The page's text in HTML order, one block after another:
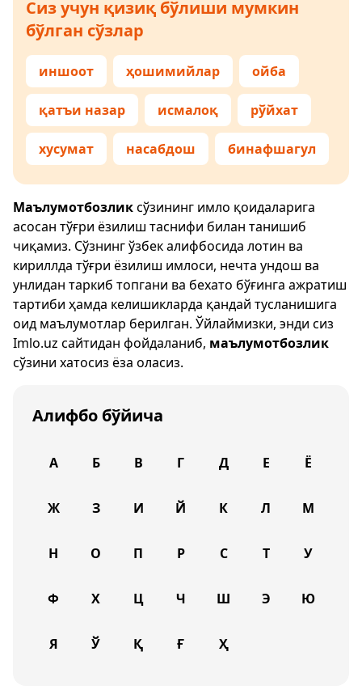
Сиз учун қизиқ бўлиши мумкин
бўлган сўзлар
иншоот ҳошимийлар ойба
қатъи назар исмалоқ рўйхат
хусумат насабдош бинафшагул
Маълумотбозликсўзининг имло қоидаларига
асосан тўғри ёзилиш таснифи билан танишиб
чиқамиз. Сўзнинг ўзбек алифбосида лотин ва
кириллда тўғри ёзилиш имлоси, нечта ундош ва
унлидан таркиб топгани ва бехато бўғинга ажратиш
тартиби ҳамда келишикларда қандай тусланишига
оид маълумотлар берилган. Ўйлаймизки, энди сиз
Imlo.uz сайтидан фойдаланиб, маълумотбозлик
сўзини хатосиз ёза оласиз.
Алифбо бўйича
А Б В Г Д Е Ё
Ж З И Й К Л М
Н О П Р С Т У
Ф Х Ц Ч Ш Э Ю
Я Ў Қ Ғ Ҳ